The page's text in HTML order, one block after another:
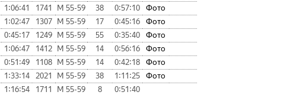
1:06:41 1741 М 55-59 38 0:57:10
Фото
1:02:47 1307 М 55-59 17 0:45:16
Фото
0:45:17 1249 М 55-59 55 0:35:40
Фото
1:06:47 1412 М 55-59 14 0:56:16
Фото
0:51:49 1108 М 55-59 14 0:42:18
Фото
1:33:14 2021 М 55-59 38 1:11:25
Фото
1:16:54 1711 М 55-59 8
0:51:40